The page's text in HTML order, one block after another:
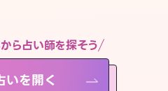
ら占い師を探そう
を開く